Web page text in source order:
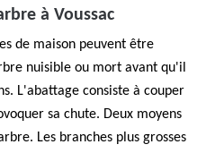
à Voussac
de maison peuvent être
nuisible ou mort avant qu'il
L'abattage consiste à couper
sa chute. Deux moyens
Les branches plus grosses